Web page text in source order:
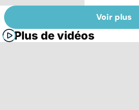
Voir plus
Plus de vidéos